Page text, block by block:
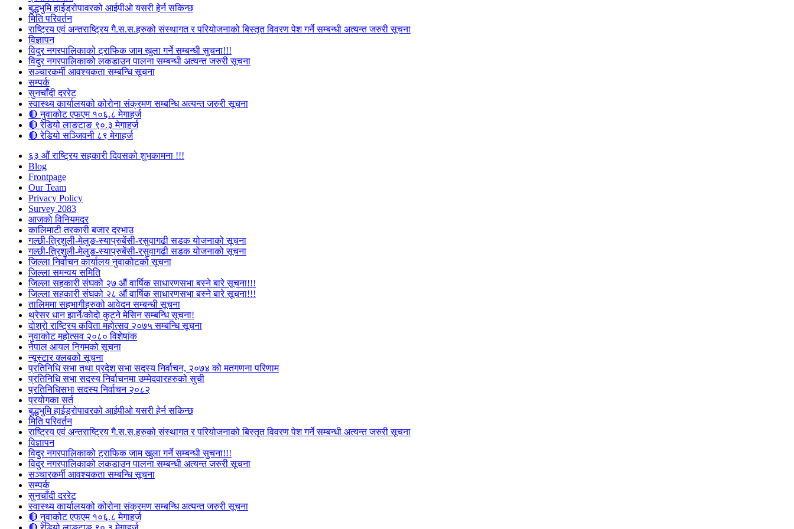
बुद्धभुमि हाईड्रोपावरको आईपीओ यसरी हेर्न सकिन्छ
मिति परिवर्तन
राष्ट्रिय एवं अन्तराष्ट्रिय गै.स.स.हरुको संस्थागत र परियोजनाको बिस्तृत विवरण पेश गर्ने सम्बन्धी अत्यन्त जरुरी सूचना
विज्ञापन
विदुर नगरपालिकाको ट्राफिक जाम खुला गर्ने सम्बन्धी सुचना!!!
विदुर नगरपालिकाको लकडाउन पालना सम्बन्धी अत्यन्त जरुरी सूचना
सञ्चारकर्मी आवश्यकता सम्बन्धि सूचना
सम्पर्क
सुनचाँदी दररेट
स्वास्थ्य कार्यालयको कोरोना संक्रमण सम्बन्धि अत्यन्त जरुरी सूचना
🔴 नुवाकोट एफएम १०६.८ मेगाहर्ज
🔴 रेडियो लाङटाङ ९०.३ मेगाहर्ज
🔴 रेडियो सञ्जिवनी ८९ मेगाहर्ज
६३ औं राष्ट्रिय सहकारी दिवसको शुभकामना !!!
Blog
Frontpage
Our Team
Privacy Policy
Survey 2083
आजकाे विनियमदर
कालिमाटी तरकारी बजार दरभाउ
गल्छी-त्रिशुली-मेलुङ-स्याप्रुबेंसी-रसुवागढी सडक योजनाको सूचना
गल्छी-त्रिशुली-मेलुङ-स्याप्रुबेंसी-रसुवागढी सडक योजनाको सूचना
जिल्ला निर्वाचन कार्यालय नुवाकोटको सूचना
जिल्ला समन्वय समिति
जिल्ला सहकारी संघको २७ औं वार्षिक साधारणसभा बस्ने बारे सूचना!!!
जिल्ला सहकारी संघको २८ औं वार्षिक साधारणसभा बस्ने बारे सूचना!!!
तालिममा सहभागीहरुको आवेदन सम्बन्धी सूचना
थ्रेसर धान झार्ने/काेदाे कुट्ने मेसिन सम्बन्धि सूचना!
दोश्रो राष्ट्रिय कविता महोत्सव २०७५ सम्बन्धि सूचना
नुवाकोट महोत्सव २०८० विशेषांक
नेपाल आयल निगमको सूचना
न्यूस्टार क्लबको सूचना
प्रतिनिधि सभा तथा प्रदेश सभा सदस्य निर्वाचन, २०७४ को मतगणना परिणाम
प्रतिनिधि सभा सदस्य निर्वाचनमा उम्मेदवारहरुको सुची
प्रतिनिधिसभा सदस्य निर्वाचन २०८२
प्रयोगका सर्त
बुद्धभुमि हाईड्रोपावरको आईपीओ यसरी हेर्न सकिन्छ
मिति परिवर्तन
राष्ट्रिय एवं अन्तराष्ट्रिय गै.स.स.हरुको संस्थागत र परियोजनाको बिस्तृत विवरण पेश गर्ने सम्बन्धी अत्यन्त जरुरी सूचना
विज्ञापन
विदुर नगरपालिकाको ट्राफिक जाम खुला गर्ने सम्बन्धी सुचना!!!
विदुर नगरपालिकाको लकडाउन पालना सम्बन्धी अत्यन्त जरुरी सूचना
सञ्चारकर्मी आवश्यकता सम्बन्धि सूचना
सम्पर्क
सुनचाँदी दररेट
स्वास्थ्य कार्यालयको कोरोना संक्रमण सम्बन्धि अत्यन्त जरुरी सूचना
🔴 नुवाकोट एफएम १०६.८ मेगाहर्ज